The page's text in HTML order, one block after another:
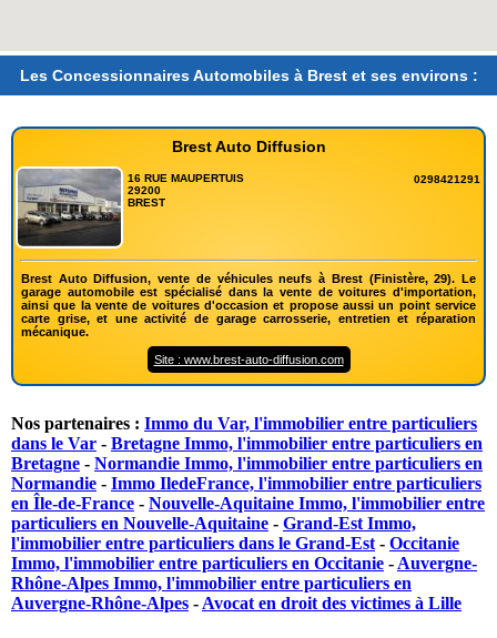
Les Concessionnaires Automobiles à Brest et ses environs :
Brest Auto Diffusion
16 RUE MAUPERTUIS
29200
BREST
0298421291
Brest Auto Diffusion, vente de véhicules neufs à Brest (Finistère, 29). Le
garage automobile est spécialisé dans la vente de voitures d'importation,
ainsi que la vente de voitures d'occasion et propose aussi un point service
carte grise, et une activité de garage carrosserie, entretien et réparation
mécanique.
Site : www.brest-auto-diffusion.com
Nos partenaires : Immo du Var, l'immobilier entre particuliers
dans le Var - Bretagne Immo, l'immobilier entre particuliers en
Bretagne - Normandie Immo, l'immobilier entre particuliers en
Normandie - Immo IledeFrance, l'immobilier entre particuliers
en Île-de-France - Nouvelle-Aquitaine Immo, l'immobilier entre
particuliers en Nouvelle-Aquitaine - Grand-Est Immo,
l'immobilier entre particuliers dans le Grand-Est - Occitanie
Immo, l'immobilier entre particuliers en Occitanie - Auvergne-
Rhône-Alpes Immo, l'immobilier entre particuliers en
Auvergne-Rhône-Alpes - Avocat en droit des victimes à Lille